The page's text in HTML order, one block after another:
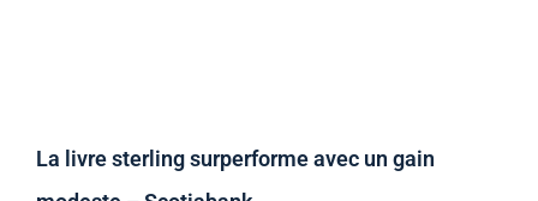
La livre sterling surperforme avec un gain